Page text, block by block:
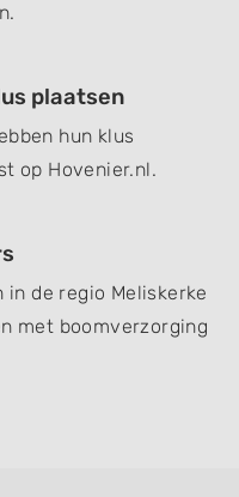
plaatsen
hun klus
op Hovenier.nl.
in de regio Meliskerke
met boomverzorging